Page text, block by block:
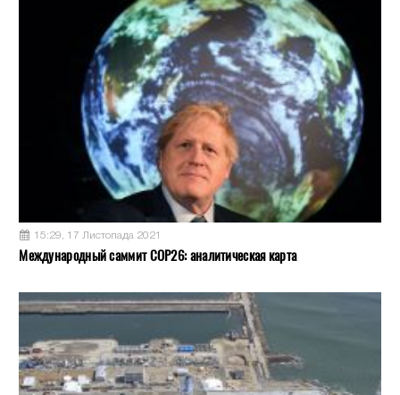
15:29, 17 Листопада 2021
Международный саммит COP26: аналитическая карта